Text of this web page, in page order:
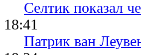
Селтик показал
18:41
Патрик ван